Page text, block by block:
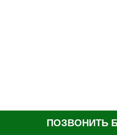
ПОЗВОНИТЬ